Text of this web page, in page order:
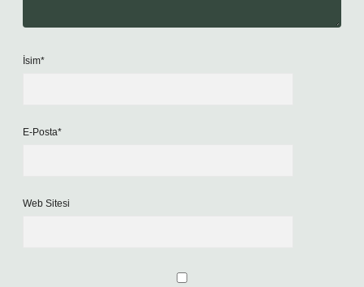
İsim*
E-Posta*
Web Sitesi